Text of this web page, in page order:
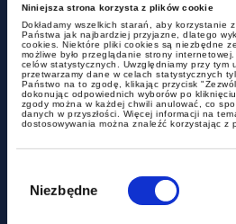
Niniejsza strona korzysta z plików cookie
Dokładamy wszelkich starań, aby korzystanie
Państwa jak najbardziej przyjazne, dlatego
cookies. Niektóre pliki cookies są niezbędne
możliwe było przeglądanie strony
celów statystycznych. Uwzględniamy przy tym
przetwarzamy dane w celach statystycznych
Państwo na to zgodę, klikając przycisk
dokonując odpowiednich wyborów po
zgody można w każdej chwili anulować, co
danych w przyszłości. Więcej informacji na
dostosowywania można znaleźć korzystając z
zgody
Niezbędne
Nowa definicja
silniejsza ochrona